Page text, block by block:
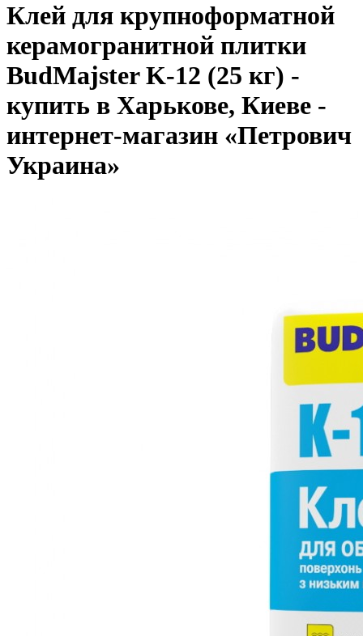
Клей для крупноформатной
керамогранитной плитки
BudMajster K-12 (25 кг) -
купить в Харькове, Киеве -
интернет-магазин «Петрович
Украина»